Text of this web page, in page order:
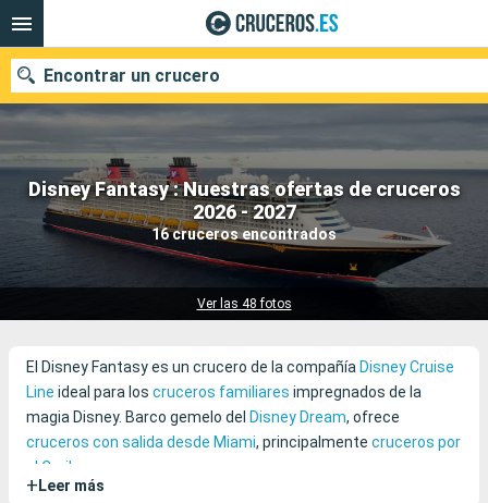
Disney Fantasy : Nuestras ofertas de cruceros
2026 - 2027
16 cruceros encontrados
Ver las 48 fotos
Encontrar un crucero
Nuestros destinos
Fecha de salida
El Disney Fantasy es un crucero de la compañía Disney Cruise
Line ideal para los cruceros familiares impregnados de la
magia Disney. Barco gemelo del Disney Dream, ofrece
cruceros con salida desde Miami, principalmente cruceros por
el Caribe
1-El barco
+ Leer más